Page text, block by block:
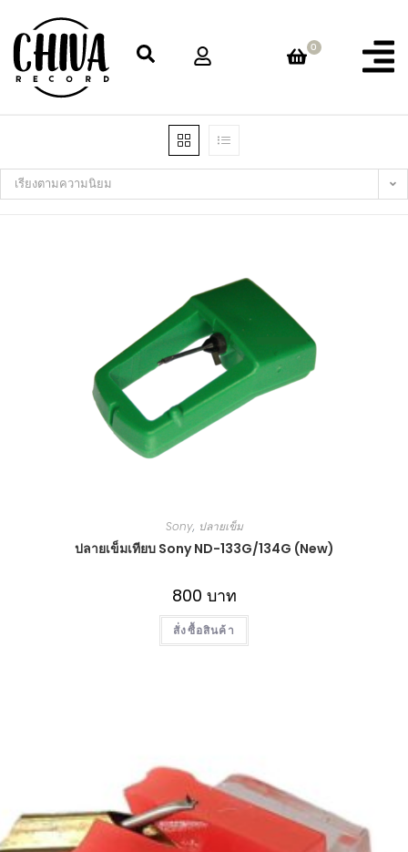
0
เรียงตามความนิยม
Sony, ปลายเข็ม
ปลายเข็มเทียบ Sony ND-133G/134G (New)
800 บาท
สั่งซื้อสินค้า